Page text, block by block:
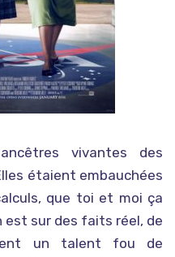
vivantes des
étaient embauchées
que toi et moi ça
est sur des faits réel, de
un talent fou de